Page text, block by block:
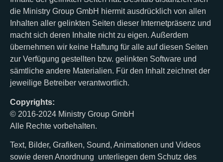
die Ministry Group GmbH hiermit ausdrücklich von allen
Inhalten aller gelinkten Seiten dieser Internetpräsenz und
macht sich deren Inhalte nicht zu eigen. Außerdem
übernehmen wir keine Haftung für alle auf diesen Seiten
zur Verfügung gestellten bzw. gelinkten Software und
sämtliche andere Materialien. Für den Inhalt zeichnet der
jeweilige Betreiber verantwortlich.
Copyrights:
© 2016-2024 Ministry Group GmbH
Alle Rechte vorbehalten.
Text, Bilder, Grafiken, Sound, Animationen und Videos
sowie deren Anordnung unterliegen dem Schutz des